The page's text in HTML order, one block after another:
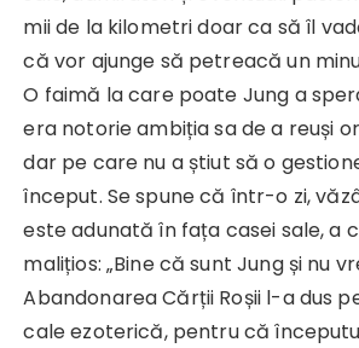
mii de la kilometri doar ca să îl
că vor ajunge să petreacă un
O faimă la care poate Jung a
era notorie ambiția sa de a reuși
dar pe care nu a știut să o
început. Se spune că într-o zi,
este adunată în fața casei sale, a
malițios: „Bine că sunt Jung și nu
Abandonarea Cărții Roșii l-a dus
cale ezoterică, pentru că